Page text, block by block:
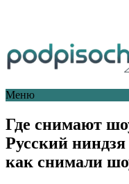
Меню
Где снимают
Русский
как снимали